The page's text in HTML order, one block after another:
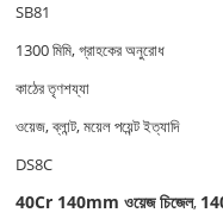
SB81
1300 মিমি, গ্রাহকের অনুরোধ
কাঠের তৃণশয্যা
ওয়েজ, ব্লান্ট, ময়েল পয়েন্ট ইত্যাদি
DS8C
40Cr 140mm ওয়েজ চিজেল,